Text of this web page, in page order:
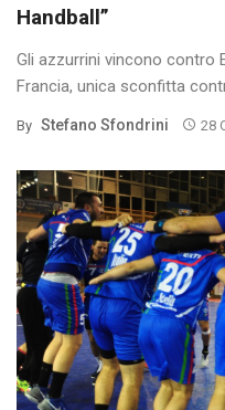
Handball”
Gli azzurrini vincono contro
Francia, unica sconfitta
By Stefano Sfondrini 28